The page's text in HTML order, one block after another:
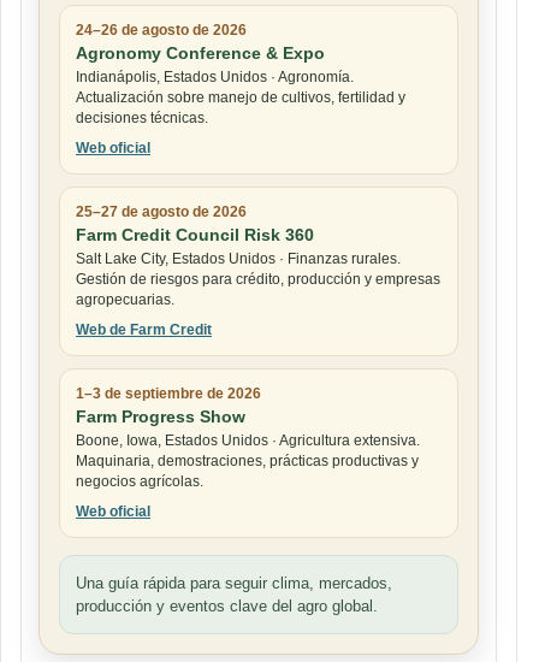
24–26 de agosto de 2026
Agronomy Conference & Expo
Indianápolis, Estados Unidos · Agronomía.
Actualización sobre manejo de cultivos, fertilidad y
decisiones técnicas.
Web oficial
25–27 de agosto de 2026
Farm Credit Council Risk 360
Salt Lake City, Estados Unidos · Finanzas rurales.
Gestión de riesgos para crédito, producción y empresas
agropecuarias.
Web de Farm Credit
1–3 de septiembre de 2026
Farm Progress Show
Boone, Iowa, Estados Unidos · Agricultura extensiva.
Maquinaria, demostraciones, prácticas productivas y
negocios agrícolas.
Web oficial
Una guía rápida para seguir clima, mercados,
producción y eventos clave del agro global.